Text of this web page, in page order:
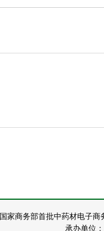
国家商务部首批中药材电子
承办单位